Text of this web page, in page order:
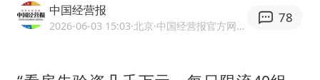
山东潍坊发布大风黄色预警
中国经营报
2026-06-03 15:03·北京 ·中国经营报官方网易号
78